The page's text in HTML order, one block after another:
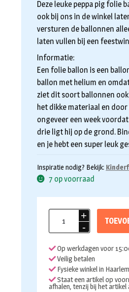
Deze leuke peppa pig folie
ook bij ons in de winkel
versturen de ballonnen
laten vullen bij een
Informatie:
Een folie ballon is een
ballon met helium en
ziet dit soort ballonnen ook
het dikke materiaal en
ongeveer een week
drie ligt hij op de grond.
en je hebt een super leuk
Inspiratie nodig? Bekijk:
7 op voorraad
Folieballon
Peppa
102x70cm
aantal
Op werkdagen voor
Veilig betalen
Fysieke winkel in Haarlem
Staat een artikel op
afhalen, tenzij bij het artikel